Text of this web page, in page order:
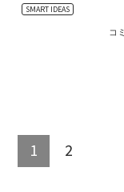
SMART IDEAS
コ
1 2